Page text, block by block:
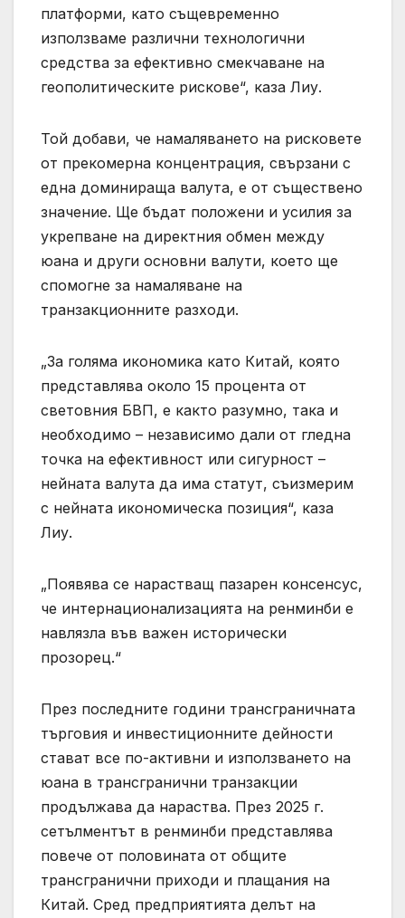
платформи, като същевременно
използваме различни технологични
средства за ефективно смекчаване на
геополитическите рискове“, каза Лиу.
Той добави, че намаляването на рисковете
от прекомерна концентрация, свързани с
една доминираща валута, е от съществено
значение. Ще бъдат положени и усилия за
укрепване на директния обмен между
юана и други основни валути, което ще
спомогне за намаляване на
транзакционните разходи.
„За голяма икономика като Китай, която
представлява около 15 процента от
световния БВП, е както разумно, така и
необходимо – независимо дали от гледна
точка на ефективност или сигурност –
нейната валута да има статут, съизмерим
с нейната икономическа позиция“, каза
Лиу.
„Появява се нарастващ пазарен консенсус,
че интернационализацията на ренминби е
навлязла във важен исторически
прозорец.“
През последните години трансграничната
търговия и инвестиционните дейности
стават все по-активни и използването на
юана в трансгранични транзакции
продължава да нараства. През 2025 г.
сетълментът в ренминби представлява
повече от половината от общите
трансгранични приходи и плащания на
Китай. Сред предприятията делът на